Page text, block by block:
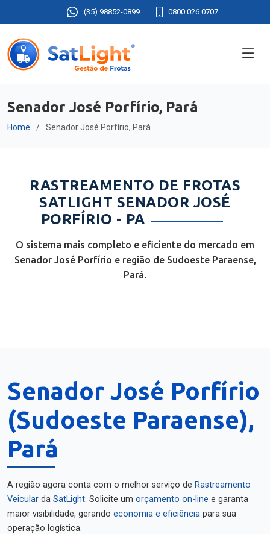
(35) 98852-0899 0800 026 0707
Senador José Porfírio, Pará
Home Senador José Porfírio, Pará
RASTREAMENTO DE FROTAS
SATLIGHT SENADOR JOSÉ
PORFÍRIO - PA
O sistema mais completo e eficiente do mercado em
Senador José Porfírio e região de Sudoeste Paraense,
Pará.
Senador José Porfírio
(Sudoeste Paraense),
Pará
A região agora conta com o melhor serviço de Rastreamento
Veicular da SatLight. Solicite um orçamento on-line e garanta
maior visibilidade, gerando economia e eficiência para sua
operação logística.